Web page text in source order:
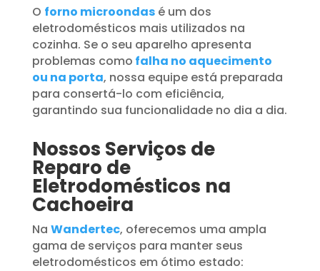
O forno microondasé um dos
eletrodomésticos mais utilizados na
cozinha. Se o seu aparelho apresenta
problemas como falha no aquecimento
ou na porta, nossa equipe está preparada
para consertá-lo com eficiência,
garantindo sua funcionalidade no dia a dia.
Nossos Serviços de
Reparo de
Eletrodomésticos na
Cachoeira
Na Wandertec, oferecemos uma ampla
gama de serviços para manter seus
eletrodomésticos em ótimo estado: